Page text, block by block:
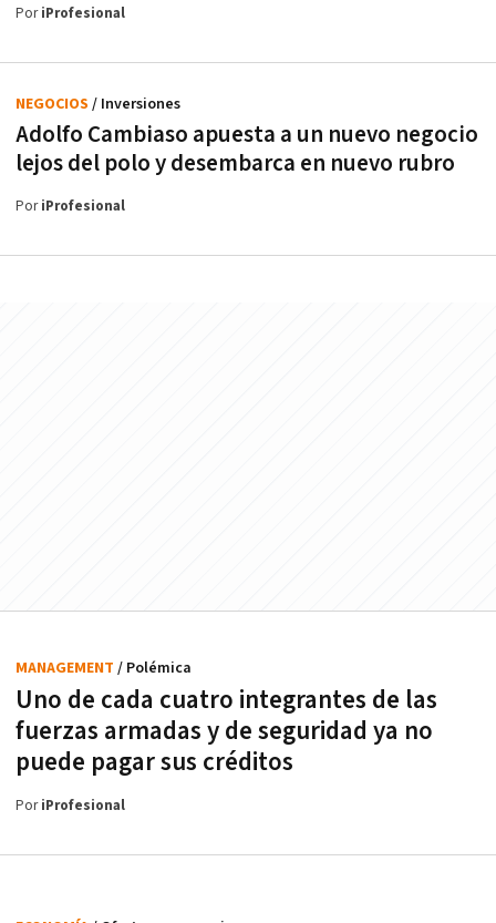
PoriProfesional
Adolfo Cambiaso apuesta a un nuevo negocio
lejos del polo y desembarca en nuevo rubro
NEGOCIOS / Inversiones
PoriProfesional
Uno de cada cuatro integrantes de las
fuerzas armadas y de seguridad ya no
puede pagar sus créditos
MANAGEMENT / Polémica
PoriProfesional